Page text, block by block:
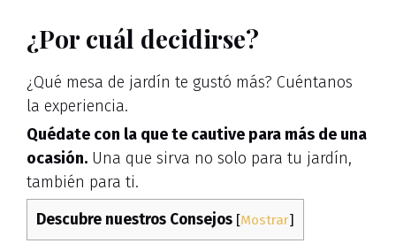
¿Por cuál decidirse?
¿Qué mesa de jardín te gustó más? Cuéntanos
la experiencia.
Quédate con la que te cautive para más de una
ocasión. Una que sirva no solo para tu jardín,
también para ti.
Descubre nuestros Consejos [Mostrar]